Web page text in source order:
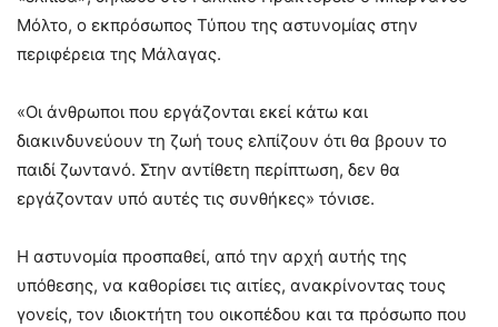
Μόλτο, ο εκπρόσωπος Τύπου της αστυνομίας στην
περιφέρεια της Μάλαγας.
«Οι άνθρωποι που εργάζονται εκεί κάτω και
διακινδυνεύουν τη ζωή τους ελπίζουν ότι θα βρουν το
παιδί ζωντανό. Στην αντίθετη περίπτωση, δεν θα
εργάζονταν υπό αυτές τις συνθήκες» τόνισε.
Η αστυνομία προσπαθεί, από την αρχή αυτής της
υπόθεσης, να καθορίσει τις αιτίες, ανακρίνοντας τους
γονείς, τον ιδιοκτήτη του οικοπέδου και τα πρόσωπο που